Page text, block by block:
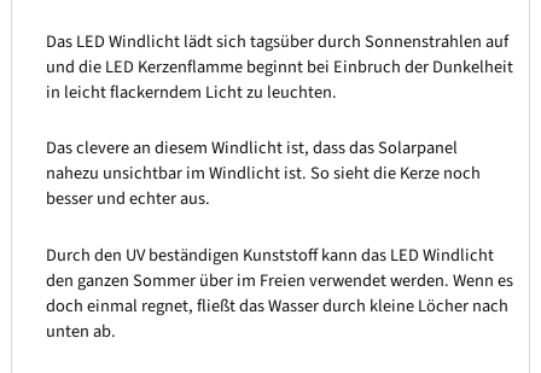
Das LED Windlicht lädt sich tagsüber durch Sonnenstrahlen auf
und die LED Kerzenflamme beginnt bei Einbruch der Dunkelheit
in leicht flackerndem Licht zu leuchten.
Das clevere an diesem Windlicht ist, dass das Solarpanel
nahezu unsichtbar im Windlicht ist. So sieht die Kerze noch
besser und echter aus.
Durch den UV beständigen Kunststoff kann das LED Windlicht
den ganzen Sommer über im Freien verwendet werden. Wenn es
doch einmal regnet, fließt das Wasser durch kleine Löcher nach
unten ab.